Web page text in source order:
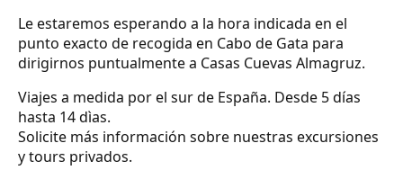
Le estaremos esperando a la hora indicada en el
punto exacto de recogida en Cabo de Gata para
dirigirnos puntualmente a Casas Cuevas Almagruz.
Viajes a medida por el sur de España. Desde 5 días
hasta 14 dìas.
Solicite más información sobre nuestras excursiones
y tours privados.